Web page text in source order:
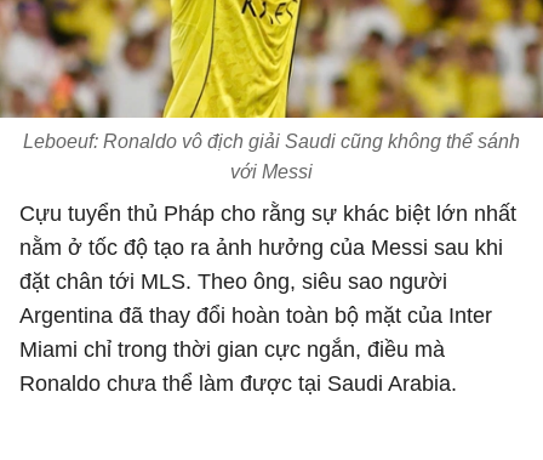
Leboeuf: Ronaldo vô địch giải Saudi cũng không thể sánh
với Messi
Cựu tuyển thủ Pháp cho rằng sự khác biệt lớn nhất
nằm ở tốc độ tạo ra ảnh hưởng của Messi sau khi
đặt chân tới MLS. Theo ông, siêu sao người
Argentina đã thay đổi hoàn toàn bộ mặt của Inter
Miami chỉ trong thời gian cực ngắn, điều mà
Ronaldo chưa thể làm được tại Saudi Arabia.